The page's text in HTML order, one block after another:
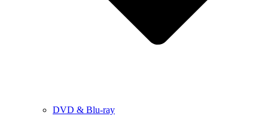
DVD & Blu-ray